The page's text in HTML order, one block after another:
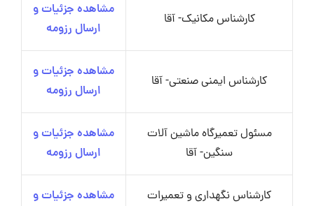
کارشناس مکانیک- آقا
مشاهده جزئیات و
ارسال رزومه
کارشناس ایمنی صنعتی- آقا
مشاهده جزئیات و
ارسال رزومه
مسئول تعمیرگاه ماشین آلات
سنگین- آقا
مشاهده جزئیات و
ارسال رزومه
کارشناس نگهداری و تعمیرات
مشاهده جزئیات و